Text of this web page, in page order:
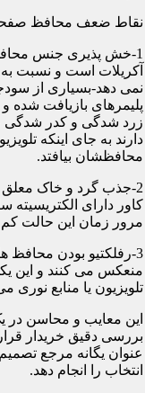
نقاط ضعف محافظ صفحه
1-خش پذیری جنس
آکریلات است و نسبت
نمی دهد-بسیاری از
پلیمرهای بازیافت
زرد شدگی و کدر شدگی
دارند به جای اینکه
محافظشان بیافتد.
2-جذب گرد و خاک معلق
کاور دارای
مرور زمان این حالت
3-رفلکتیو بودن
منعکس می کنند و این
تلویزیون یا منابع
این معایب و محاسن در
بررسی دقیق خریدار
عنوان یگانه مرجع
انتخاب را انجام دهد.